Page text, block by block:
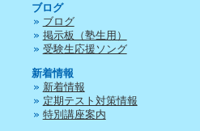
ブログ
ブログ
掲示板（塾生用）
受験生応援ソング
新着情報
新着情報
定期テスト対策情報
特別講座案内